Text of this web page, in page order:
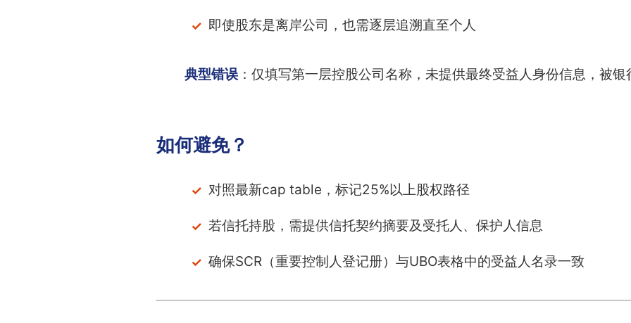
即使股东是离岸公司，也需逐层追溯直至个人
典型错误 ：仅填写第一层控股公司名称，未提供最终受益人身份信息，被银
如何避免？
对照最新cap table，标记25%以上股权路径
若信托持股，需提供信托契约摘要及受托人、保护人信息
确保SCR（重要控制人登记册）与UBO表格中的受益人名录一致